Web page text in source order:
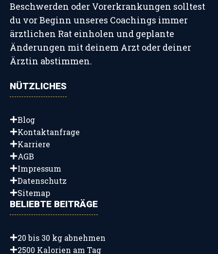
Beschwerden oder Vorerkrankungen solltest
du vor Beginn unseres Coachings immer
ärztlichen Rat einholen und geplante
Änderungen mit deinem Arzt oder deiner
Ärztin abstimmen.
NÜTZLICHES
Blog
Kontaktanfrage
Karriere
AGB
Impressum
Datenschutz
Sitemap
BELIEBTE BEITRÄGE
20 bis 30 kg abnehmen
2500 Kalorien am Tag